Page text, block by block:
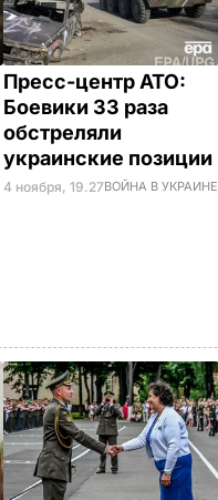
Пресс-центр АТО:
Боевики 33 раза
обстреляли
украинские позиции
4 ноября, 19.27ВОЙНА В УКРАИНЕ